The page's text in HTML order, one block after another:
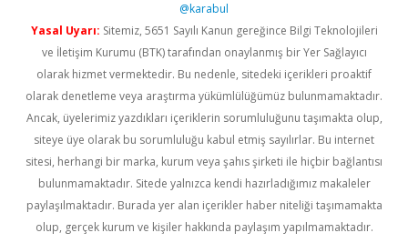
@karabul
Yasal Uyarı: Sitemiz, 5651 Sayılı Kanun gereğince Bilgi Teknolojileri
ve İletişim Kurumu (BTK) tarafından onaylanmış bir Yer Sağlayıcı
olarak hizmet vermektedir. Bu nedenle, sitedeki içerikleri proaktif
olarak denetleme veya araştırma yükümlülüğümüz bulunmamaktadır.
Ancak, üyelerimiz yazdıkları içeriklerin sorumluluğunu taşımakta olup,
siteye üye olarak bu sorumluluğu kabul etmiş sayılırlar. Bu internet
sitesi, herhangi bir marka, kurum veya şahıs şirketi ile hiçbir bağlantısı
bulunmamaktadır. Sitede yalnızca kendi hazırladığımız makaleler
paylaşılmaktadır. Burada yer alan içerikler haber niteliği taşımamakta
olup, gerçek kurum ve kişiler hakkında paylaşım yapılmamaktadır.